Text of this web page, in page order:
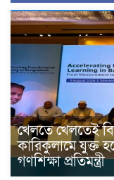
খেলতে খেলতেই
কারিকুলামে যুক্ত
গণশিক্ষা প্রতিমন্ত্রী